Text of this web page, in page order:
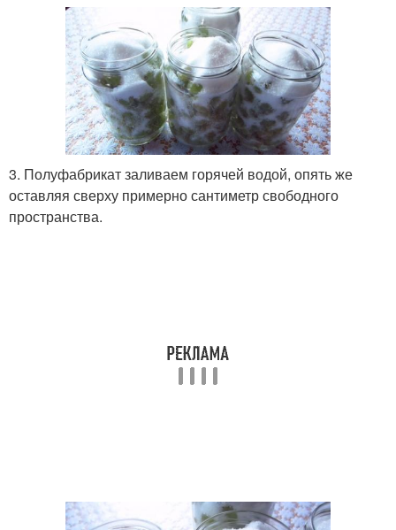
3. Полуфабрикат заливаем горячей водой, опять же
оставляя сверху примерно сантиметр свободного
пространства.